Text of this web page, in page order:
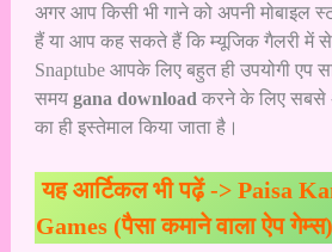
अगर आप किसी भी गाने को अपनी मोबाइल
हैं या आप कह सकते हैं कि म्यूजिक गैलरी में
Snaptube आपके लिए बहुत ही उपयोगी एप
समय gana download करने के लिए सबसे
का ही इस्तेमाल किया जाता है।
यह आर्टिकल भी पढ़ें -> Paisa
Games (पैसा कमाने वाला ऐप